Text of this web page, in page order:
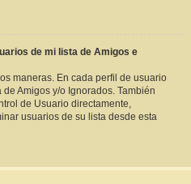
de mi lista de Amigos e
maneras. En cada perfil de usuario
Amigos y/o Ignorados. También
de Usuario directamente,
usuarios de su lista desde esta